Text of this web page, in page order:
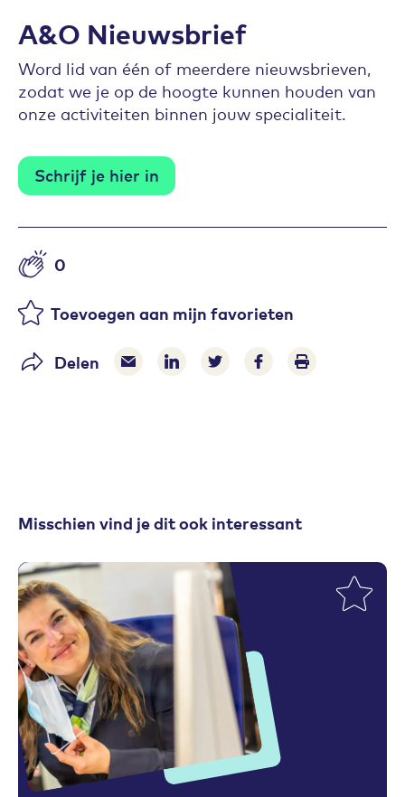
A&O Nieuwsbrief
Word lid van één of meerdere nieuwsbrieven,
zodat we je op de hoogte kunnen houden van
onze activiteiten binnen jouw specialiteit.
Schrijf je hier in
Aantal likes
0
Toevoegen aan mijn favorieten
Delen Delen via e-mail
Delen via LinkedIn
Deel op Twitter
Deel op Facebook
Print pagina
Misschien vind je dit ook interessant
Toevoegen aan favorieten